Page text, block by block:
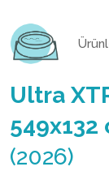
Ultra
549x132
(2026)